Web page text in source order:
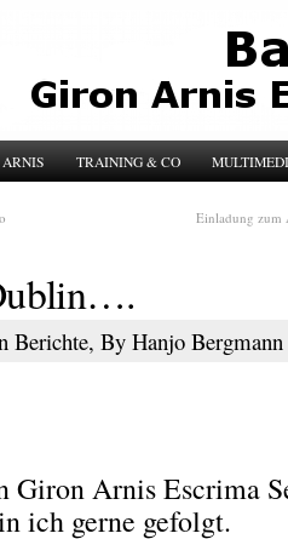
TRAINING & CO
Einladung zum
Berichte, By Hanjo Bergmann
Giron Arnis Escrima
ich gerne gefolgt.